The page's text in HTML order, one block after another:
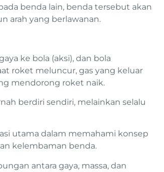
benda lain, benda tersebut akan
arah yang berlawanan.
ke bola (aksi), dan bola
roket meluncur, gas yang keluar
mendorong roket naik.
berdiri sendiri, melainkan selalu
utama dalam memahami konsep
kelembaman benda.
antara gaya, massa, dan